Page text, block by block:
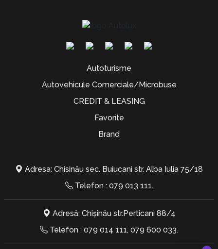
Autoturisme
Autovehicule Comerciale/Microbuse
CREDIT & LEASING
Favorite
Brand
Adresa: Chisinău sec. Buiucani str. Alba Iulia 75/18
Telefon : 079 013 111.
Adresă: Chișinău str.Perticani 88/4
Telefon : 079 014 111, 079 600 033.